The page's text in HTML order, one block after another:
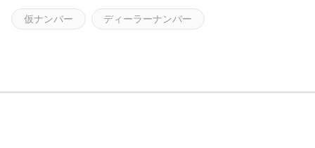
仮ナンバー ディーラーナンバー